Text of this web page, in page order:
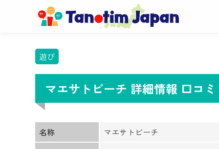
遊び
マエサトビーチ 詳細情報 口コ
名称
マエサトビーチ